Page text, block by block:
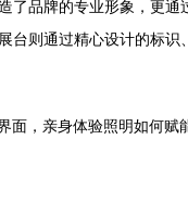
了品牌的专业形象，更通
台则通过精心设计的标
面，亲身体验照明如何赋